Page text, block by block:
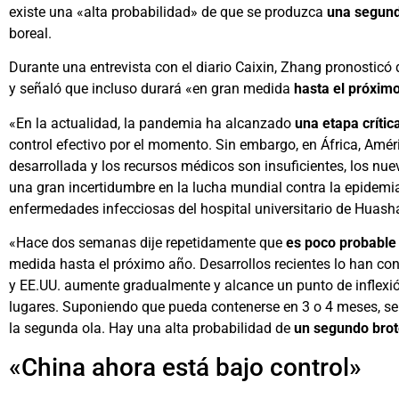
existe una «alta probabilidad» de que se produzca una
boreal.
Durante una entrevista con el diario Caixin, Zhang
y señaló que incluso durará «en gran medida hasta el
«En la actualidad, la pandemia ha alcanzado una etapa
control efectivo por el momento. Sin embargo, en África,
desarrollada y los recursos médicos son insuficientes, los
una gran incertidumbre en la lucha mundial contra la
enfermedades infecciosas del hospital universitario de
«Hace dos semanas dije repetidamente que es poco probable
medida hasta el próximo año. Desarrollos recientes lo han
y EE.UU. aumente gradualmente y alcance un punto de
lugares. Suponiendo que pueda contenerse en 3 o 4 meses,
la segunda ola. Hay una alta probabilidad de un segundo
«China ahora está bajo control»